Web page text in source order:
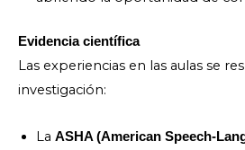
Evidencia científica
Las experiencias en las aulas se
investigación:
La ASHA (American Speech-